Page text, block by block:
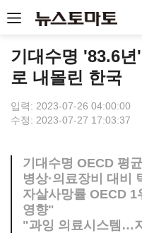
기대수명 '83.6
로 내몰린 한국
입력: 2023-07-26 04:00:00
수정: 2023-07-27 17:03:37
기대수명 OECD 평
병상·의료장비 대비
자살사망률 OECD
영향"
"과잉 의료시스템…